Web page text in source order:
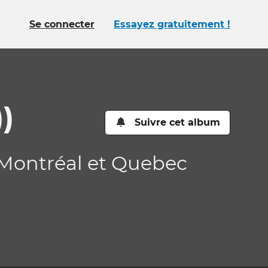
Se connecter Essayez gratuitement !
Suivre cet album
et Quebec